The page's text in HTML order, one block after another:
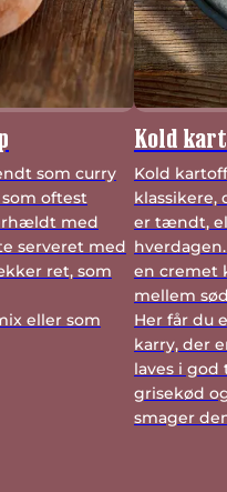
som curry
oftest
med
serveret med
ret, som
eller som
Kold
Kold
klassikere,
er tændt,
en cremet
mellem
Her får du
karry, der
laves i
grisekød
smager